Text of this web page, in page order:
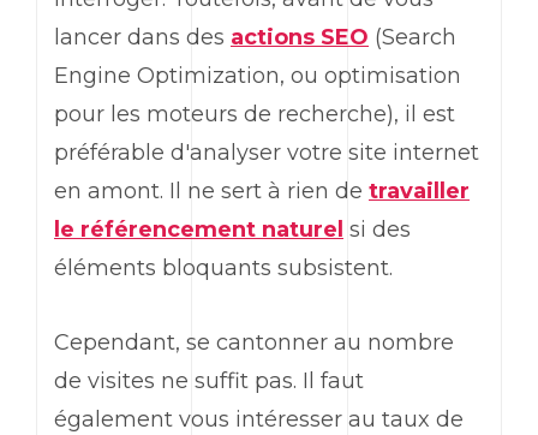
lancer dans des actions SEO (Search
Engine Optimization, ou optimisation
pour les moteurs de recherche), il est
préférable d'analyser votre site internet
en amont. Il ne sert à rien de travailler
le référencement naturel si des
éléments bloquants subsistent.
Cependant, se cantonner au nombre
de visites ne suffit pas. Il faut
également vous intéresser au taux de